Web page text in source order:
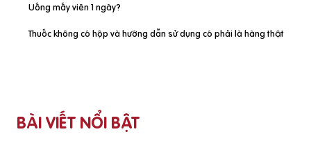
Uống mấy viên 1 ngày?
Thuốc không có hộp và hướng dẫn sử dụng có phải là hàng thật
BÀI VIẾT NỔI BẬT